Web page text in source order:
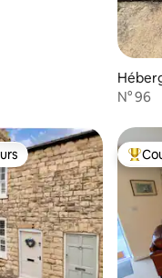
: 4,96 sur 5
N° 96
les plus appréciés